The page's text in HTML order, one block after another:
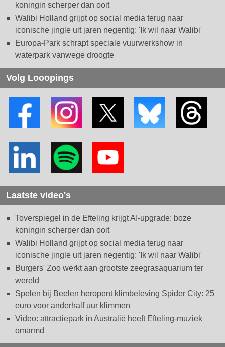
koningin scherper dan ooit
Walibi Holland grijpt op social media terug naar
iconische jingle uit jaren negentig: 'Ik wil naar Walibi'
Europa-Park schrapt speciale vuurwerkshow in
waterpark vanwege droogte
Volg Looopings
Laatste video's
Toverspiegel in de Efteling krijgt AI-upgrade: boze
koningin scherper dan ooit
Walibi Holland grijpt op social media terug naar
iconische jingle uit jaren negentig: 'Ik wil naar Walibi'
Burgers' Zoo werkt aan grootste zeegrasaquarium ter
wereld
Spelen bij Beelen heropent klimbeleving Spider City: 25
euro voor anderhalf uur klimmen
Video: attractiepark in Australië heeft Efteling-muziek
omarmd